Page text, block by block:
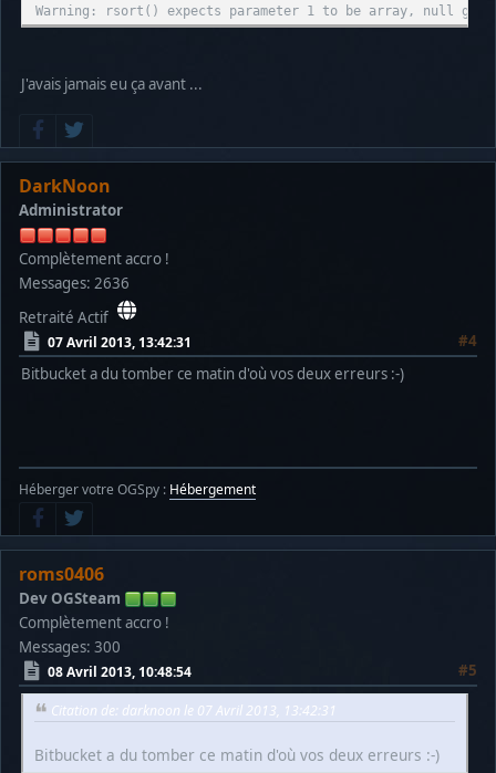
Warning: rsort() expects parameter 1 to be array, null given
J'avais jamais eu ça avant ...
DarkNoon
Administrator
Complètement accro !
Messages: 2636
Retraité Actif
07 Avril 2013, 13:42:31
#4
Bitbucket a du tomber ce matin d'où vos deux erreurs :-)
Héberger votre OGSpy : Hébergement
roms0406
Dev OGSteam
Complètement accro !
Messages: 300
08 Avril 2013, 10:48:54 #5
Citation de: darknoon le 07 Avril 2013, 13:42:31
Bitbucket a du tomber ce matin d'où vos deux erreurs :-)